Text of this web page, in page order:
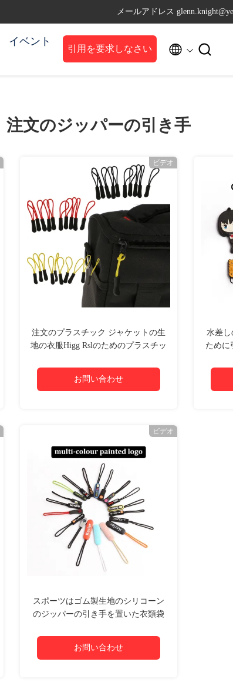
メールアドレス
イベント
引用を要求しなさい  
注文のジッパーの引き手
ビデオ
注文のプラスチック ジャケットの生
地の衣服Higg Rslのためのプラスチッ
お問い合わせ
水差
ために
ビデオ
スポーツはゴム製生地のシリコーン
のジッパーの引き手を置いた衣類袋
お問い合わせ